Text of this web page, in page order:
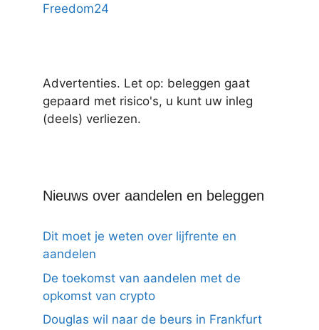
Freedom24
Advertenties. Let op: beleggen gaat
gepaard met risico's, u kunt uw inleg
(deels) verliezen.
Nieuws over aandelen en beleggen
Dit moet je weten over lijfrente en
aandelen
De toekomst van aandelen met de
opkomst van crypto
Douglas wil naar de beurs in Frankfurt